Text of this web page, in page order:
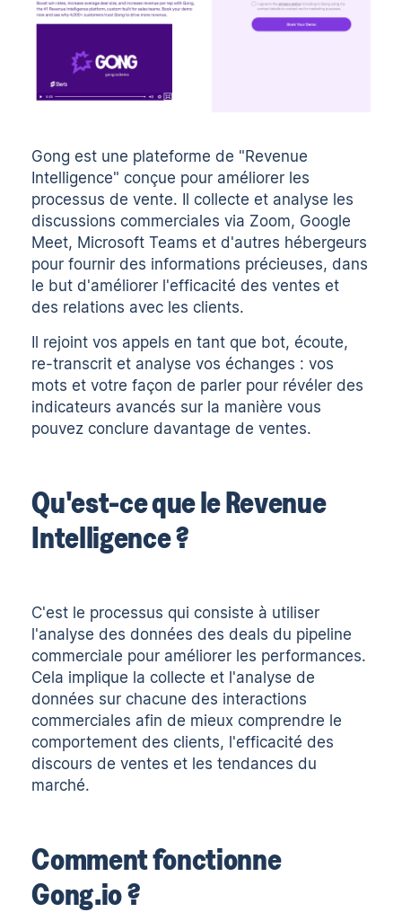
Gong est une plateforme de "Revenue
Intelligence" conçue pour améliorer les
processus de vente. Il collecte et analyse les
discussions commerciales via Zoom, Google
Meet, Microsoft Teams et d'autres hébergeurs
pour fournir des informations précieuses, dans
le but d'améliorer l'efficacité des ventes et
des relations avec les clients.
Il rejoint vos appels en tant que bot, écoute,
re-transcrit et analyse vos échanges : vos
mots et votre façon de parler pour révéler des
indicateurs avancés sur la manière vous
pouvez conclure davantage de ventes.
Qu'est-ce que le Revenue
Intelligence ?
C'est le processus qui consiste à utiliser
l'analyse des données des deals du pipeline
commerciale pour améliorer les performances.
Cela implique la collecte et l'analyse de
données sur chacune des interactions
commerciales afin de mieux comprendre le
comportement des clients, l'efficacité des
discours de ventes et les tendances du
marché.
Comment fonctionne
Gong.io ?